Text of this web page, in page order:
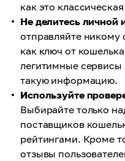
как это
Не делитесь личной
отправляйте никому
как ключ от
легитимные сервисы
такую информацию.
Используйте
Выбирайте только
поставщиков
рейтингами. Кроме
отзывы